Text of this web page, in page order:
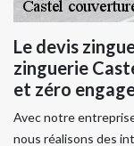
Le devis
zinguerie
et zéro
Avec notre
nous réalisons des